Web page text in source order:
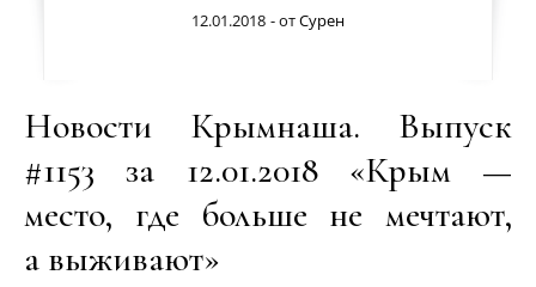
12.01.2018 - отСурен
Новости Крымнаша. Выпуск
#1153 за 12.01.2018 «Крым —
место, где больше не мечтают,
а выживают»